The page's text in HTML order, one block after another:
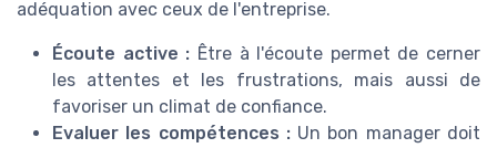
adéquation avec ceux de l'entreprise.
Écoute active : Être à l'écoute permet de cerner
les attentes et les frustrations, mais aussi de
favoriser un climat de confiance.
Evaluer les compétences :Un bon manager doit